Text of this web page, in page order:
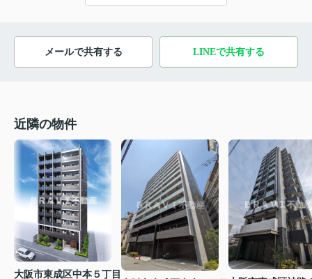
メールで共有する LINEで共有する
近隣の物件
大阪市東成区中本５丁目